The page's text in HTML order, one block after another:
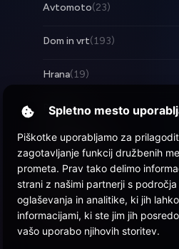
Avtomoto(23)
Dom in vrt(193)
Hrana(19)
Posel(253)
Tehnologija(17)
Zabava(58)
Zdravje (22)
Spletno mesto
Piškotke uporabljamo za
zagotavljanje funkcij družbenih
prometa. Prav tako delimo
strani z našimi partnerji s
oglaševanja in analitike, ki jih
informacijami, ki ste jim jih
vašo uporabo njihovih storitev.